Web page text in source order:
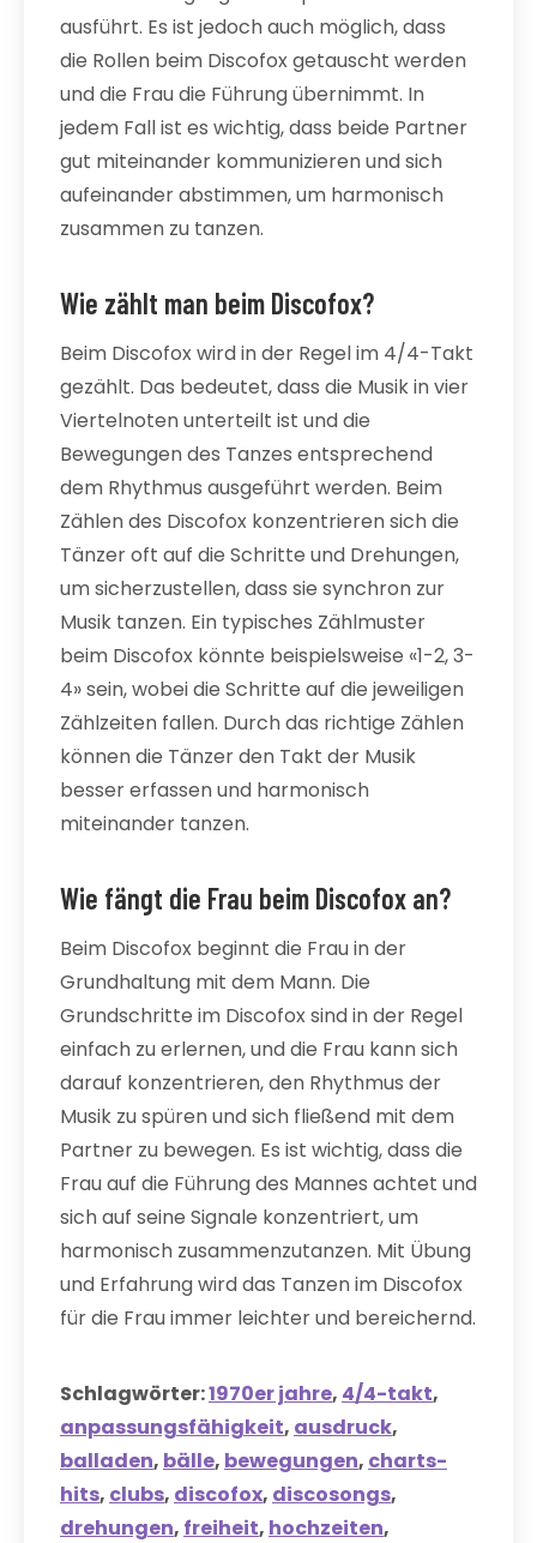
ausführt. Es ist jedoch auch möglich, dass
die Rollen beim Discofox getauscht werden
und die Frau die Führung übernimmt. In
jedem Fall ist es wichtig, dass beide Partner
gut miteinander kommunizieren und sich
aufeinander abstimmen, um harmonisch
zusammen zu tanzen.
Wie zählt man beim Discofox?
Beim Discofox wird in der Regel im 4/4-Takt
gezählt. Das bedeutet, dass die Musik in vier
Viertelnoten unterteilt ist und die
Bewegungen des Tanzes entsprechend
dem Rhythmus ausgeführt werden. Beim
Zählen des Discofox konzentrieren sich die
Tänzer oft auf die Schritte und Drehungen,
um sicherzustellen, dass sie synchron zur
Musik tanzen. Ein typisches Zählmuster
beim Discofox könnte beispielsweise «1-2, 3-
4» sein, wobei die Schritte auf die jeweiligen
Zählzeiten fallen. Durch das richtige Zählen
können die Tänzer den Takt der Musik
besser erfassen und harmonisch
miteinander tanzen.
Wie fängt die Frau beim Discofox an?
Beim Discofox beginnt die Frau in der
Grundhaltung mit dem Mann. Die
Grundschritte im Discofox sind in der Regel
einfach zu erlernen, und die Frau kann sich
darauf konzentrieren, den Rhythmus der
Musik zu spüren und sich fließend mit dem
Partner zu bewegen. Es ist wichtig, dass die
Frau auf die Führung des Mannes achtet und
sich auf seine Signale konzentriert, um
harmonisch zusammenzutanzen. Mit Übung
und Erfahrung wird das Tanzen im Discofox
für die Frau immer leichter und bereichernd.
Schlagwörter:1970er jahre, 4/4-takt,
anpassungsfähigkeit, ausdruck,
balladen, bälle, bewegungen, charts-
hits, clubs, discofox, discosongs,
drehungen, freiheit, hochzeiten,